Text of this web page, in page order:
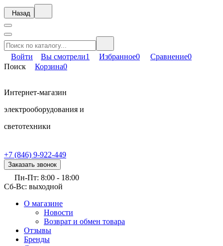
Назад
Войти Вы смотрели1 Избранное0 Сравнение0
Поиск
Корзина0
Интернет-магазин
электрооборудования и
светотехники
+7 (846) 9-922-449
Заказать звонок
Пн-Пт: 8:00 - 18:00
Сб-Вс: выходной
О магазине
Новости
Возврат и обмен товара
Отзывы
Бренды